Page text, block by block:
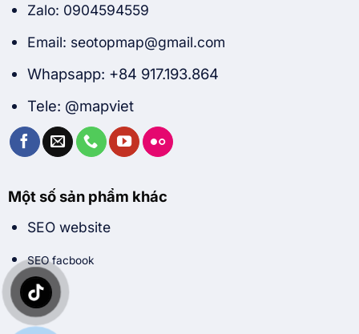
Zalo: 0904594559
Email: seotopmap@gmail.com
Whapsapp: +84 917.193.864
Tele: @mapviet
Một số sản phẩm khác
SEO website
SEO facbook